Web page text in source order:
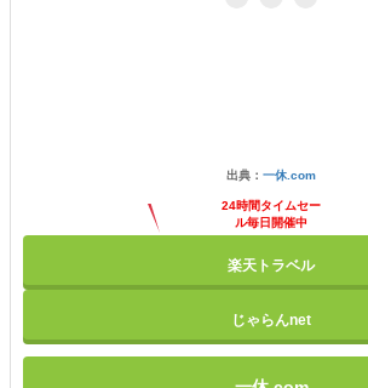
出典： 一休.com
24時間タイムセー
ル毎日開催中
楽天トラベル
じゃらんnet